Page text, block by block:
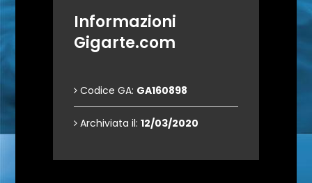
Informazioni
Gigarte.com
Codice GA: GA160898
Archiviata il: 12/03/2020